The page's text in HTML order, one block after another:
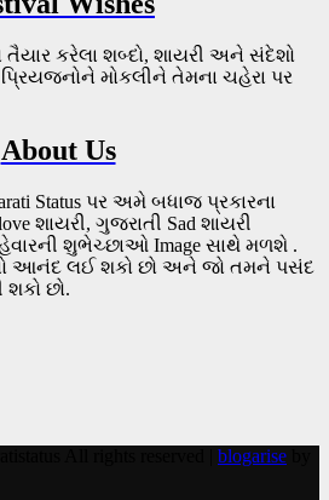
કરેલા શબ્દો, શાયરી અને સંદેશો
પ્રિયજનોને મોકલીને તેમના ચહેરા પર
About Us
Status પર અમે બધાજ પ્રકારના
શાયરી, ગુજરાતી Sad શાયરી
શુભેચ્છાઓ Image સાથે મળશે .
આનંદ લઈ શકો છો અને જો તમને પસંદ
છો.
blogarise